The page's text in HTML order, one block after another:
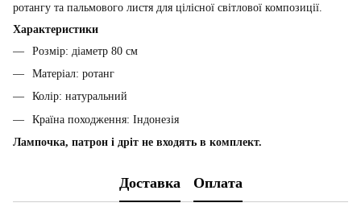
ротангу та пальмового листя для цілісної світлової композиції.
Характеристики
Розмір: діаметр 80 см
Матеріал: ротанг
Колір: натуральний
Країна походження: Індонезія
Лампочка, патрон і дріт не входять в комплект.
Доставка Оплата